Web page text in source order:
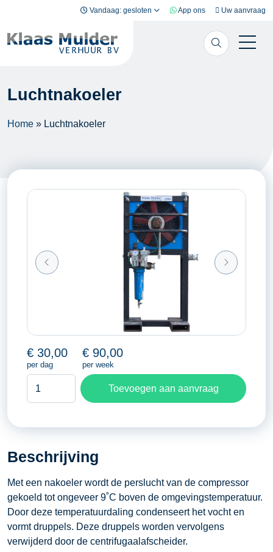
Vandaag: gesloten App ons Uw aanvraag
Luchtnakoeler
Home » Luchtnakoeler
€ 30,00
per dag
€ 90,00
per week
Luchtnakoeler
Toevoegen aan aanvraag
Beschrijving
Met een nakoeler wordt de perslucht van de compressor
gekoeld tot ongeveer 9˚C boven de omgevingstemperatuur.
Door deze temperatuurdaling condenseert het vocht en
vormt druppels. Deze druppels worden vervolgens
verwijderd door de centrifugaalafscheider.